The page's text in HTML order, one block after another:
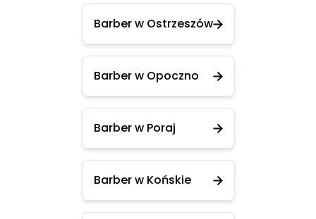
Barber w Ostrzeszów
Barber w Opoczno
Barber w Poraj
Barber w Końskie